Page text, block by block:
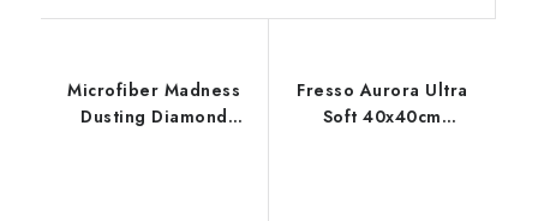
Microfiber Madness
Dusting Diamond
Fresso Aurora Ultra
Soft 40x40cm